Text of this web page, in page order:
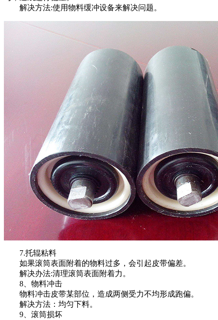
解决方法:使用物料缓冲设备来解决问题。
7.托辊粘料
如果滚筒表面附着的物料过多，会引起皮带偏差。
解决办法:清理滚筒表面附着力。
8、物料冲击
物料冲击皮带某部位，造成两侧受力不均形成跑偏。
解决方法：均匀下料。
9、滚筒损坏